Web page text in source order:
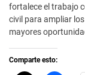
fortalece el trabajo
civil para ampliar
mayores
Comparte esto: